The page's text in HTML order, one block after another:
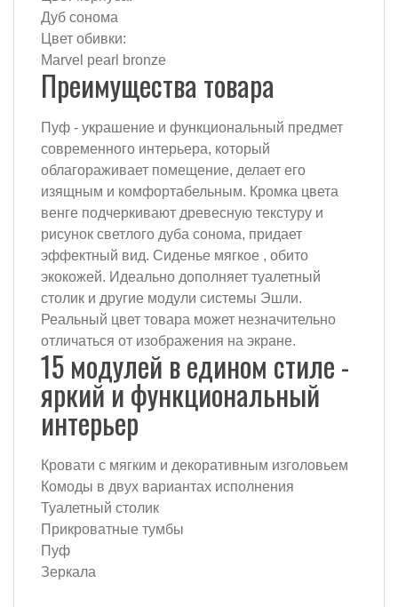
Дуб сонома
Цвет обивки:
Marvel pearl bronze
Преимущества товара
Пуф - украшение и функциональный предмет
современного интерьера, который
облагораживает помещение, делает его
изящным и комфортабельным. Кромка цвета
венге подчеркивают древесную текстуру и
рисунок светлого дуба сонома, придает
эффектный вид. Сиденье мягкое , обито
экокожей. Идеально дополняет туалетный
столик и другие модули системы Эшли.
Реальный цвет товара может незначительно
отличаться от изображения на экране.
15 модулей в едином стиле -
яркий и функциональный
интерьер
Кровати с мягким и декоративным изголовьем
Комоды в двух вариантах исполнения
Туалетный столик
Прикроватные тумбы
Пуф
Зеркала